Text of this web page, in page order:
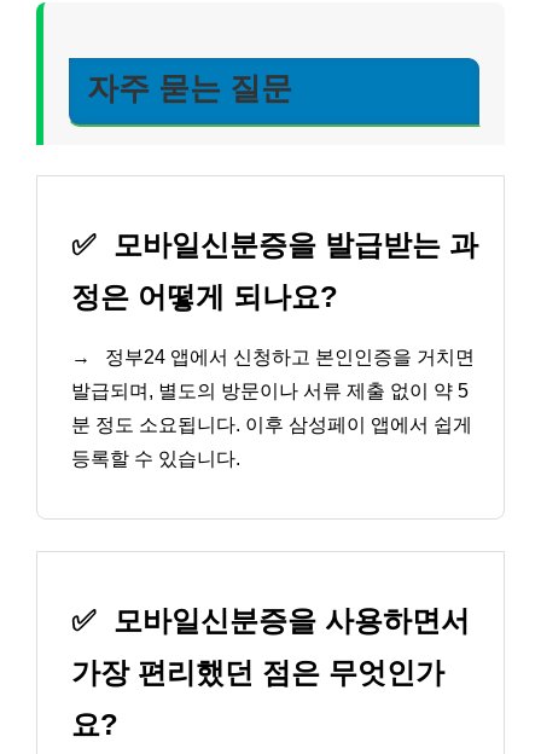
자주 묻는 질문
✅ 모바일신분증을 발급받는 과
정은 어떻게 되나요?
→
정부24 앱에서 신청하고 본인인증을 거치면
발급되며, 별도의 방문이나 서류 제출 없이 약 5
분 정도 소요됩니다. 이후 삼성페이 앱에서 쉽게
등록할 수 있습니다.
✅ 모바일신분증을 사용하면서
가장 편리했던 점은 무엇인가
요?